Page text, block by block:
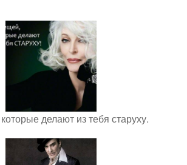
делают из тебя старуху.